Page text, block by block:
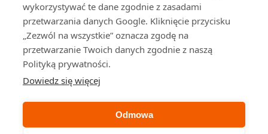
wykorzystywać te dane zgodnie z zasadami
przetwarzania danych Google. Kliknięcie przycisku
„Zezwól na wszystkie” oznacza zgodę na
przetwarzanie Twoich danych zgodnie z naszą
Polityką prywatności.
Dowiedz się więcej
Odmowa
Na skróty
Strona główna
Księgowość
Sale konferencyjne
Cennik
Kontakt